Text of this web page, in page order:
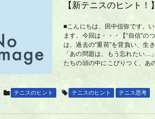
【新テニスのヒント！
■こんにちは、田中信弥です。
ます。今回は・・・【“自信”の
は、過去の“重荷”を背負い、生
「あの問題は、もう忘れたい
たちの頭の中にこびりつく、あ
テニスのヒント テニスのヒント テニス思考